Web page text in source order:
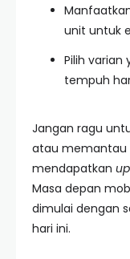
unit untuk
Pilih varian
tempuh
Jangan ragu
atau memantau
mendapatkan
Masa depan
dimulai dengan
hari ini.